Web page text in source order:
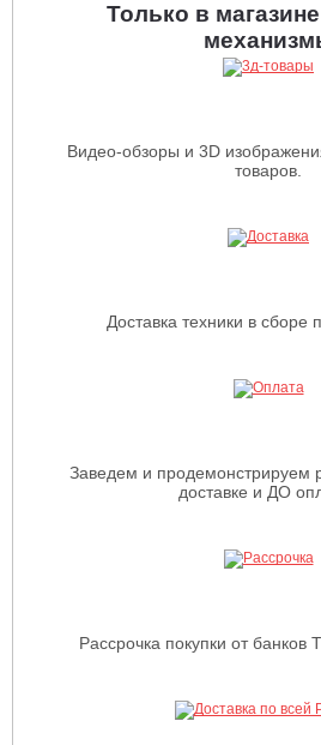
Только в
Видео-обзоры и 3D
товаров.
Доставка техники в сборе
Заведем и продемонстрируем
доставке и ДО
Рассрочка покупки от